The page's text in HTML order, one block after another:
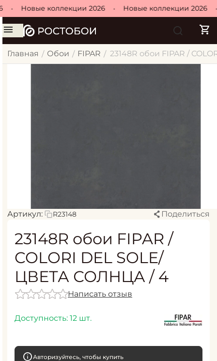
Новые коллекции 2026 Новые коллекции 2026
Главная / Обои / FIPAR / 23148R обои FIPAR /
Артикул: R23148 Поделиться
23148R обои FIPAR /
COLORI DEL SOLE/
ЦВЕТА СОЛНЦА / 4
Написать отзыв
Доступность: 12 шт.
Авторизуйтесь, чтобы купить